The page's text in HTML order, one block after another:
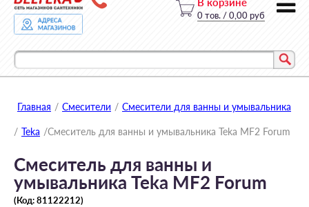
В корзине
Главная / Смесители / Смесители для ванны и умывальника
/ Teka /Смеситель для ванны и умывальника Teka МF2 Forum
Смеситель для ванны и
умывальника Teka МF2 Forum
(Код:81122212)